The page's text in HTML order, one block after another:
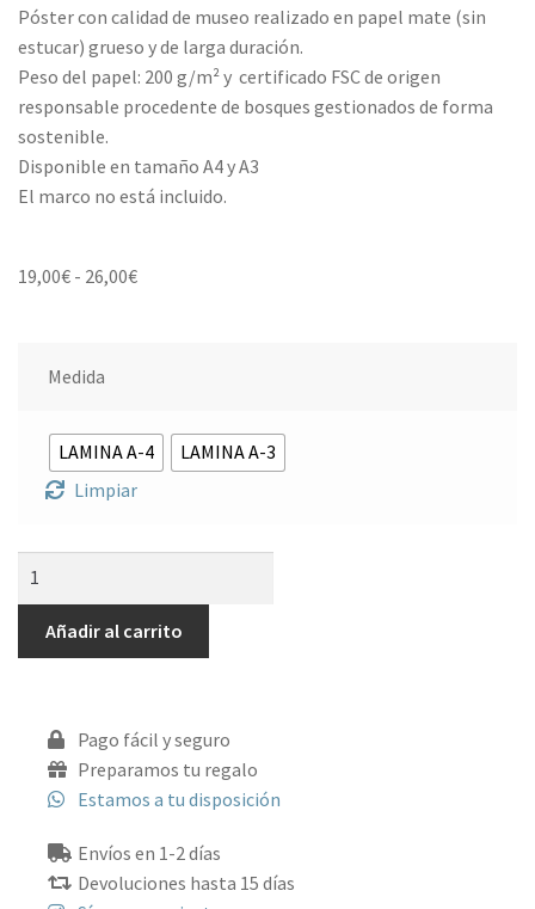
Póster con calidad de museo realizado en papel mate (sin
estucar) grueso y de larga duración.
Peso del papel: 200 g/m² y certificado FSC de origen
responsable procedente de bosques gestionados de forma
sostenible.
Disponible en tamaño A4 y A3
El marco no está incluido.
19,00€ - 26,00€
Medida
LAMINA A-4
LAMINA A-3
Limpiar
Añadir al carrito
Pago fácil y seguro
Preparamos tu regalo
Estamos a tu disposición
Envíos en 1-2 días
Devoluciones hasta 15 días